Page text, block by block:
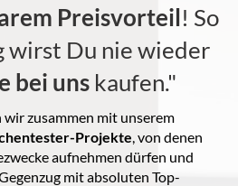
Preisvorteil! So
wirst Du nie wieder
bei unskaufen."
zusammen mit unserem
Projekte , von denen
aufnehmen dürfen und
mit absoluten Top-